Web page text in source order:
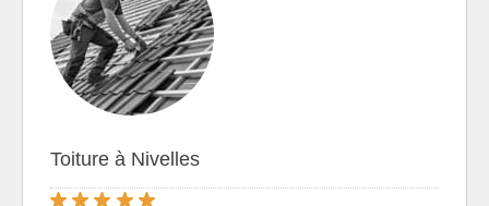
Toiture à Nivelles